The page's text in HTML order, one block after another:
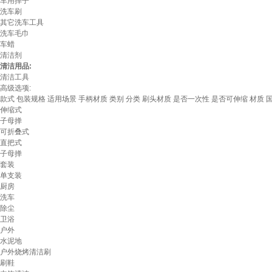
洗车刷
其它洗车工具
洗车毛巾
车蜡
清洁剂
清洁用品:
清洁工具
高级选项:
款式 包装规格 适用场景 手柄材质 类别 分类 刷头材质 是否一次性 是否可伸缩 材质
伸缩式
子母掸
可折叠式
直把式
子母掸
套装
单支装
厨房
洗车
除尘
卫浴
户外
水泥地
户外烧烤清洁刷
刷鞋